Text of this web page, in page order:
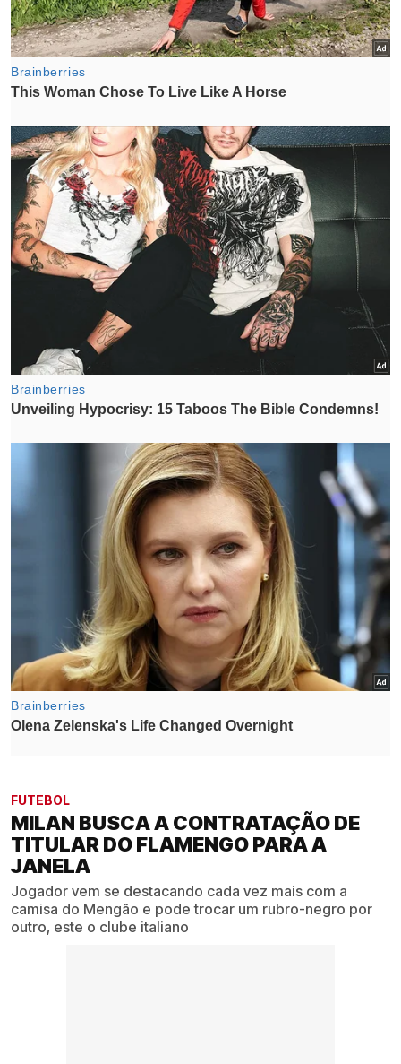
FUTEBOL
MILAN BUSCA A CONTRATAÇÃO DE
TITULAR DO FLAMENGO PARA A
JANELA
Jogador vem se destacando cada vez mais com a
camisa do Mengão e pode trocar um rubro-negro por
outro, este o clube italiano